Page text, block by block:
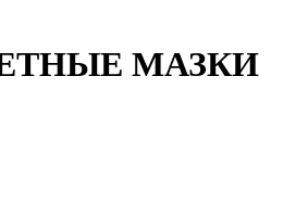
МАЗКИ